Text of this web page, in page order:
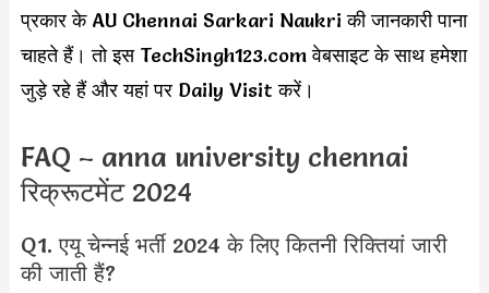
प्रकार के AU Chennai Sarkari Naukri की जानकारी पाना
चाहते हैं। तो इस TechSingh123.com वेबसाइट के साथ हमेशा
जुड़े रहे हैं और यहां पर Daily Visit करें।
FAQ – anna university chennai
रिक्रूटमेंट 2024
Q1. एयू चेन्नई भर्ती 2024 के लिए कितनी रिक्तियां जारी
की जाती हैं?